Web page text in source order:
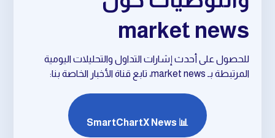
market news
للحصول على أحدث إشارات التداول والتحليلات اليومية
المرتبطة بـ market news، تابع قناة الأخبار الخاصة بنا:
📊 SmartChartX News